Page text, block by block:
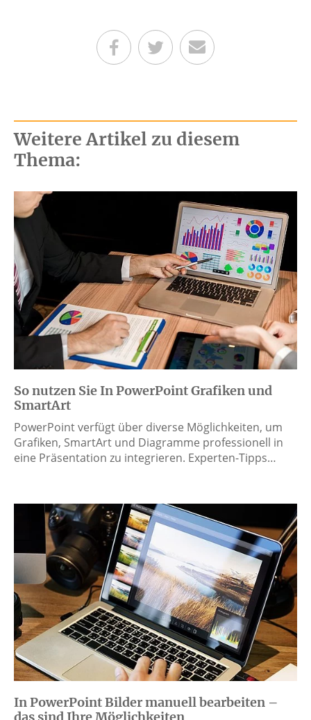
Teilen auf Facebook
Teilen auf Twitter
Per E-Mail senden
Weitere Artikel zu diesem
Thema:
So nutzen Sie In PowerPoint Grafiken und
SmartArt
PowerPoint verfügt über diverse Möglichkeiten, um
Grafiken, SmartArt und Diagramme professionell in
eine Präsentation zu integrieren. Experten-Tipps…
In PowerPoint Bilder manuell bearbeiten –
das sind Ihre Möglichkeiten